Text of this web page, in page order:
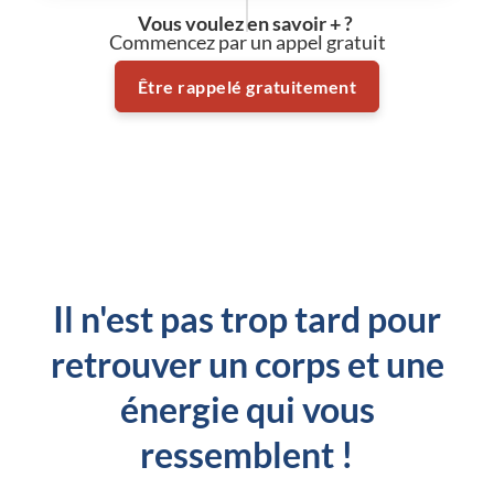
Vous voulez en savoir + ?
Commencez par un appel gratuit
Être rappelé gratuitement
Il n'est pas trop tard pour
retrouver un corps et une
énergie qui vous
ressemblent !